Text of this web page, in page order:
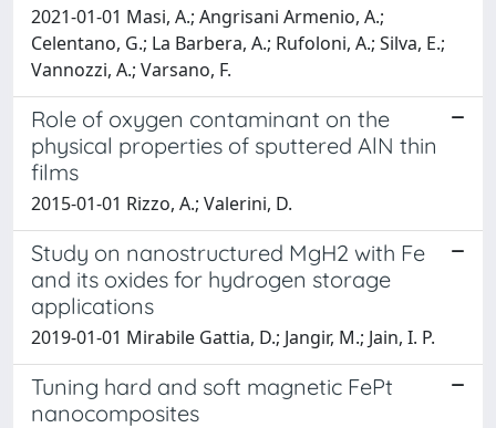
2021-01-01 Masi, A.; Angrisani Armenio, A.;
Celentano, G.; La Barbera, A.; Rufoloni, A.; Silva, E.;
Vannozzi, A.; Varsano, F.
Role of oxygen contaminant on the
physical properties of sputtered AlN thin
films
2015-01-01 Rizzo, A.; Valerini, D.
Study on nanostructured MgH2 with Fe
and its oxides for hydrogen storage
applications
2019-01-01 Mirabile Gattia, D.; Jangir, M.; Jain, I. P.
Tuning hard and soft magnetic FePt
nanocomposites